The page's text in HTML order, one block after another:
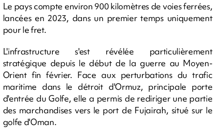
Le pays compte environ 900 kilomètres de voies ferrées,
lancées en 2023, dans un premier temps uniquement
pour le fret.
L'infrastructure s'est révélée particulièrement
stratégique depuis le début de la guerre au Moyen-
Orient fin février. Face aux perturbations du trafic
maritime dans le détroit d'Ormuz, principale porte
d'entrée du Golfe, elle a permis de rediriger une partie
des marchandises vers le port de Fujairah, situé sur le
golfe d'Oman.